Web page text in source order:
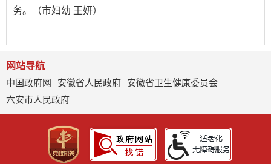
务。（市妇幼 王妍）
网站导航
中国政府网
安徽省人民政府
安徽省卫生健康委员会
六安市人民政府